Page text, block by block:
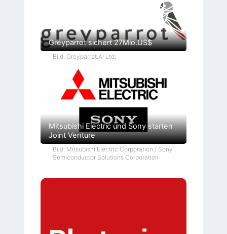
Greyparrot sichert 27Mio.US$
Bild: Greyparrot.AI Ltd.
Mitsubishi Electric und Sony starten
Joint Venture
Bild: Mitsubishi Electric Corporation / Sony
Semiconductor Solutions Corporation